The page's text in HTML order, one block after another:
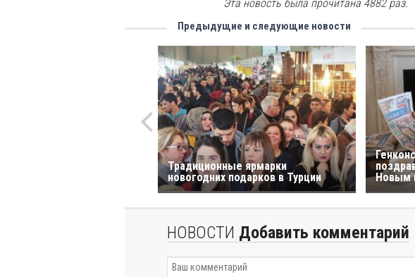
Эта новость была прочитана 4882 раз.
Предыдущие и следующие новости
Традиционные ярмарки
новогодних подарков в Турции
Новым
НОВОСТИ Добавить комментарий